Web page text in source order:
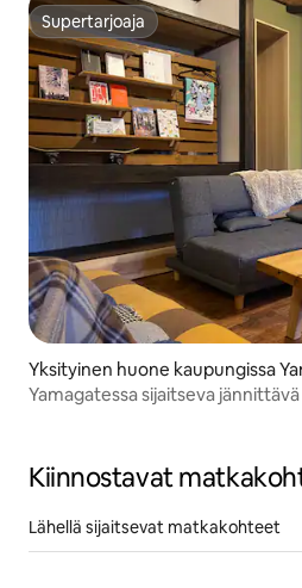
Supertarjoaja
Supertarjoaja
Yksityinen huone kaupungissa
Yamagatessa sijaitseva
Kiinnostavat
Lähellä sijaitsevat matkakohteet